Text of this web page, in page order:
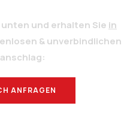
und erhalten Sie in
& unverbindlichen
ANFRAGEN